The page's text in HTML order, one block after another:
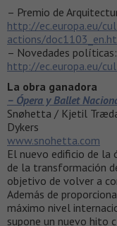
– Premio de
http://ec.europa.eu/
actions/
– Novedades políticas:
http://ec.europa.eu/
La obra ganadora
– Ópera y Ballet
Snøhetta / Kjetil
Dykers
www.snohetta.com
El nuevo edificio de
de la transformación
objetivo de volver a
Además de
máximo nivel
supone un nuevo hito